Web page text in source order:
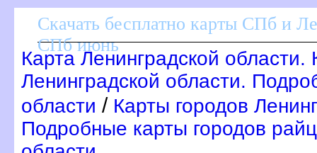
Скачать бесплатно карты СПб и
СПб июнь
Карта Ленинградской
Ленинградской области.
области / Карты городов
Подробные карты городов